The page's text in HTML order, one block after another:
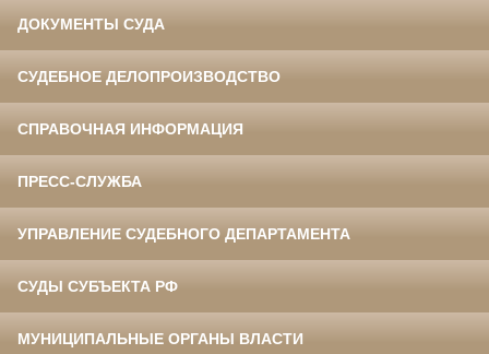
ДОКУМЕНТЫ СУДА
СУДЕБНОЕ ДЕЛОПРОИЗВОДСТВО
СПРАВОЧНАЯ ИНФОРМАЦИЯ
ПРЕСС-СЛУЖБА
УПРАВЛЕНИЕ СУДЕБНОГО ДЕПАРТАМЕНТА
СУДЫ СУБЪЕКТА РФ
МУНИЦИПАЛЬНЫЕ ОРГАНЫ ВЛАСТИ